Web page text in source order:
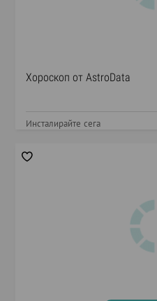
Хороскоп от AstroData
Инсталирайте сега